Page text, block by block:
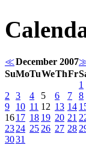
≪December 2007
SuMoTuWeThFr
1
2
3 4 5 6 7
8
9
10 11 12 13 14
1617 18 19 20 21
2324 25 26 27 28
3031